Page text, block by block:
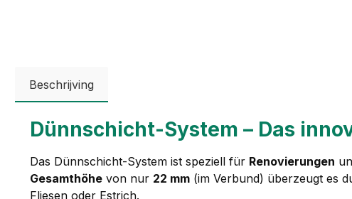
Beschrijving
Dünnschicht-System – Das
Das Dünnschicht-System ist speziell für Renovierungen
Gesamthöhe von nur 22 mm (im Verbund) überzeugt es
Fliesen oder Estrich.